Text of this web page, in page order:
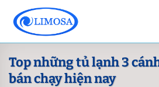
content
Top những tủ lạnh 3
bán chạy hiện nay